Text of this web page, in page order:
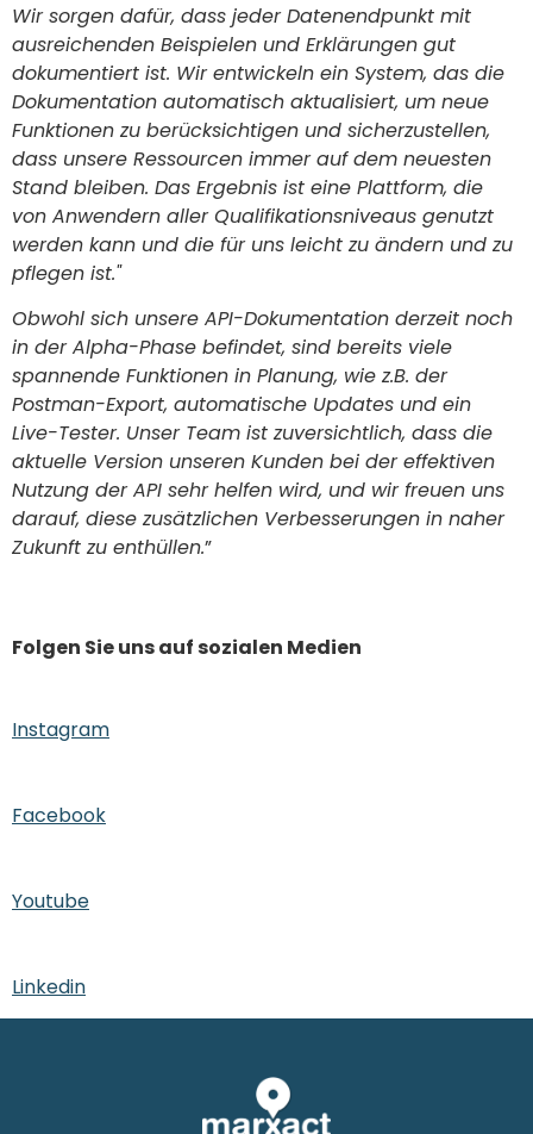
Wir sorgen dafür, dass jeder Datenendpunkt mit
ausreichenden Beispielen und Erklärungen gut
dokumentiert ist. Wir entwickeln ein System, das die
Dokumentation automatisch aktualisiert, um neue
Funktionen zu berücksichtigen und sicherzustellen,
dass unsere Ressourcen immer auf dem neuesten
Stand bleiben. Das Ergebnis ist eine Plattform, die
von Anwendern aller Qualifikationsniveaus genutzt
werden kann und die für uns leicht zu ändern und zu
pflegen ist."
Obwohl sich unsere API-Dokumentation derzeit noch
in der Alpha-Phase befindet, sind bereits viele
spannende Funktionen in Planung, wie z.B. der
Postman-Export, automatische Updates und ein
Live-Tester. Unser Team ist zuversichtlich, dass die
aktuelle Version unseren Kunden bei der effektiven
Nutzung der API sehr helfen wird, und wir freuen uns
darauf, diese zusätzlichen Verbesserungen in naher
Zukunft zu enthüllen.”
Folgen Sie uns auf sozialen Medien
Instagram
Facebook
Youtube
Linkedin